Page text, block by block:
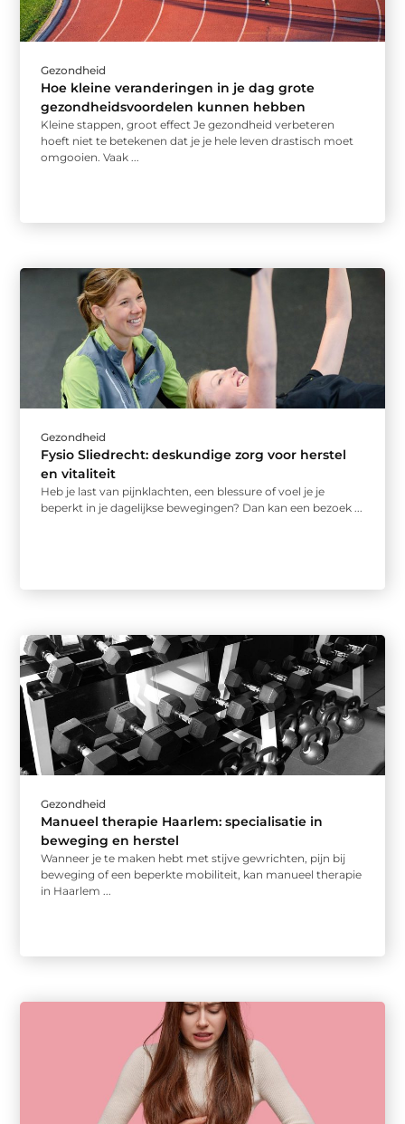
Gezondheid
Hoe kleine veranderingen in je dag grote
gezondheidsvoordelen kunnen hebben
Kleine stappen, groot effect Je gezondheid verbeteren
hoeft niet te betekenen dat je je hele leven drastisch moet
omgooien. Vaak ...
Gezondheid
Fysio Sliedrecht: deskundige zorg voor herstel
en vitaliteit
Heb je last van pijnklachten, een blessure of voel je je
beperkt in je dagelijkse bewegingen? Dan kan een bezoek ...
Gezondheid
Manueel therapie Haarlem: specialisatie in
beweging en herstel
Wanneer je te maken hebt met stijve gewrichten, pijn bij
beweging of een beperkte mobiliteit, kan manueel therapie
in Haarlem ...